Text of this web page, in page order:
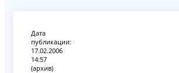
Дата
публикации:
17.02.2006
14:57
(архив)